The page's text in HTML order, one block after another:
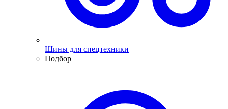
Шины для спецтехники
Подбор